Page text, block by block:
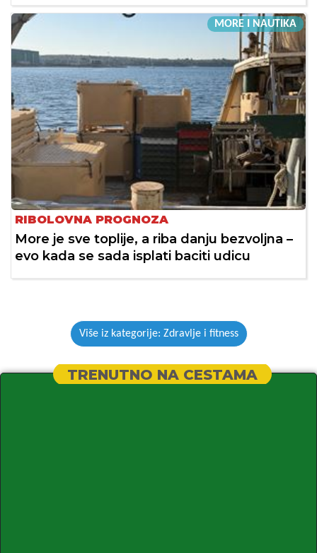
MORE I NAUTIKA
RIBOLOVNA PROGNOZA
More je sve toplije, a riba danju bezvoljna –
evo kada se sada isplati baciti udicu
Više iz kategorije: Zdravlje i fitness
TRENUTNO NA CESTAMA